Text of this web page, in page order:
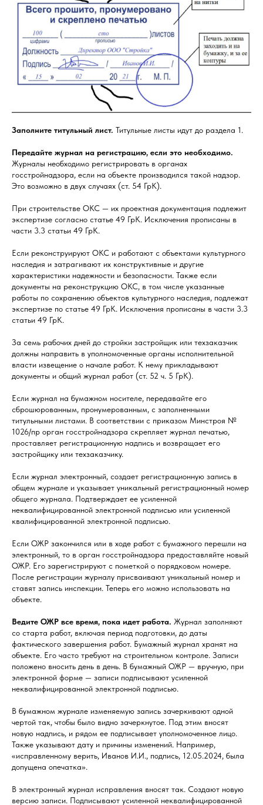
Заполните титульный лист. Титульные листы идут до раздела 1.
Передайте журнал на регистрацию, если это необходимо.
Журналы необходимо регистрировать в органах
госстройнадзора, если на объекте производился такой надзор.
Это возможно в двух случаях (ст. 54 ГрК).
При строительстве ОКС — их проектная документация подлежит
экспертизе согласно статье 49 ГрК. Исключения прописаны в
части 3.3 статьи 49 ГрК.
Если реконструируют ОКС и работают с объектами культурного
наследия и затрагивают их конструктивные и другие
характеристики надежности и безопасности. Также если
документы на реконструкцию ОКС, в том числе указанные
работы по сохранению объектов культурного наследия, подлежат
экспертизе по статье 49 ГрК. Исключения прописаны в части 3.3
статьи 49 ГрК.
За семь рабочих дней до стройки застройщик или техзаказчик
должны направить в уполномоченные органы исполнительной
власти извещение о начале работ. К нему прикладывают
документы и общий журнал работ (ст. 52 ч. 5 ГрК).
Если журнал на бумажном носителе, передавайте его
сброшюрованным, пронумерованным, с заполненными
титульными листами. В соответствии с приказом Минстроя №
1026/пр орган госстройнадзора скрепляет журнал печатью,
проставляет регистрационную надпись и возвращает его
застройщику или техзаказчику.
Если журнал электронный, создает регистрационную запись в
общем журнале и указывает уникальный регистрационный номер
общего журнала. Подтверждает ее усиленной
неквалифицированной электронной подписью или усиленной
квалифицированной электронной подписью.
Если ОЖР закончился или в ходе работ с бумажного перешли на
электронный, то в орган госстройнадзора предоставляйте новый
ОЖР. Его зарегистрируют с пометкой о порядковом номере.
После регистрации журналу присваивают уникальный номер и
ставят запись инспекции. Теперь его можно использовать на
объекте.
Ведите ОЖР все время, пока идет работа. Журнал заполняют
со старта работ, включая период подготовки, до даты
фактического завершения работ. Бумажный журнал хранят на
объекте. Его часто требуют на строительном контроле. Записи
положено вносить день в день. В бумажный ОЖР — вручную, при
электронной форме — записи подписывают усиленной
неквалифицированной электронной подписью.
В бумажном журнале изменяемую запись зачеркивают одной
чертой так, чтобы было видно зачеркнутое. Под этим вносят
новую надпись, и рядом ее подписывает уполномоченное лицо.
Также указывают дату и причины изменений. Например,
«исправленному верить, Иванов И.И., подпись, 12.05.2024, была
допущена опечатка».
В электронный журнал исправления вносят так. Создают новую
версию записи. Подписывают усиленной неквалифицированной